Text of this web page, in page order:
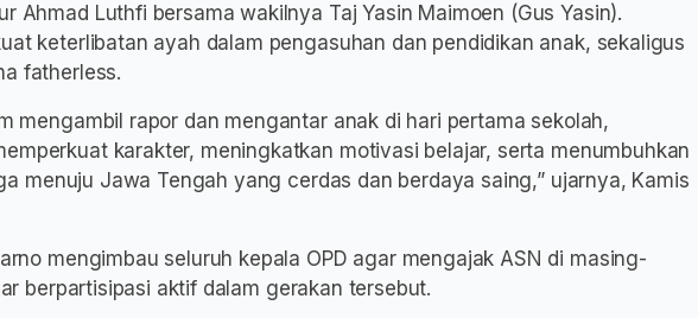
Ahmad Luthfi bersama wakilnya Taj Yasin Maimoen (Gus Yasin).
keterlibatan ayah dalam pengasuhan dan pendidikan anak, sekaligus
fatherless.
mengambil rapor dan mengantar anak di hari pertama sekolah,
karakter, meningkatkan motivasi belajar, serta menumbuhkan
menuju Jawa Tengah yang cerdas dan berdaya saing,” ujarnya, Kamis
mengimbau seluruh kepala OPD agar mengajak ASN di masing-
berpartisipasi aktif dalam gerakan tersebut.